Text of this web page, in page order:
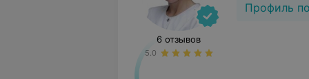
Профиль
6 отзывов
5.0